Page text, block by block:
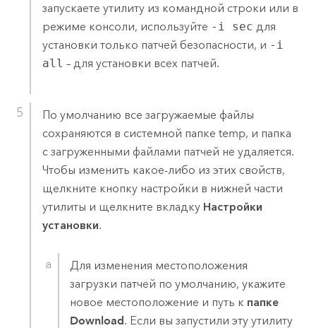
запускаете утилиту из командной строки или в
режиме консоли, используйте -i sec для
установки только патчей безопасности, и -i
all – для установки всех патчей.
По умолчанию все загружаемые файлы
сохраняются в системной папке temp, и папка
с загруженными файлами патчей не удаляется.
Чтобы изменить какое-либо из этих свойств,
щелкните кнопку настройки в нижней части
утилиты и щелкните вкладку Настройки
установки.
Для изменения местоположения
загрузки патчей по умолчанию, укажите
новое местоположение и путь к папке
Download. Если вы запустили эту утилиту